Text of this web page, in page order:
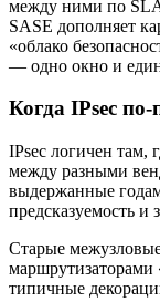
между ними по
SASE дополняет
«облако
— одно окно и
Когда IPsec
IPsec логичен там,
между разными
выдержанные
предсказуемость и
Старые
типичные